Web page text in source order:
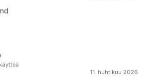
11. huhtikuu 2026